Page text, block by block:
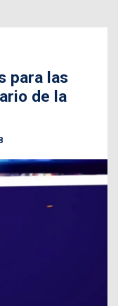
para las
de la